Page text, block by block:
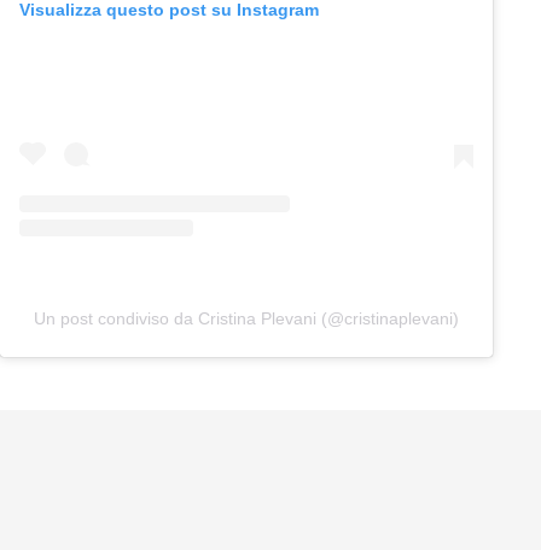
Visualizza questo post su Instagram
Un post condiviso da Cristina Plevani (@cristinaplevani)